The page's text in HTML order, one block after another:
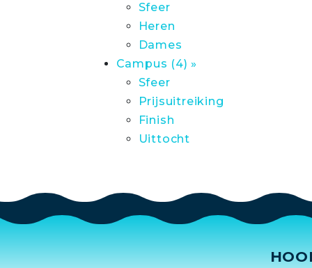
Sfeer
Heren
Dames
Campus (4) »
Sfeer
Prijsuitreiking
Finish
Uittocht